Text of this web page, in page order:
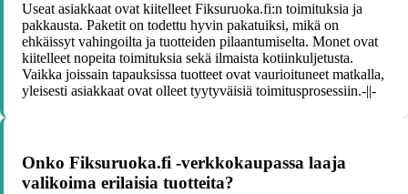
Useat asiakkaat ovat kiitelleet Fiksuruoka.fi:n toimituksia ja
pakkausta. Paketit on todettu hyvin pakatuiksi, mikä on
ehkäissyt vahingoilta ja tuotteiden pilaantumiselta. Monet ovat
kiitelleet nopeita toimituksia sekä ilmaista kotiinkuljetusta.
Vaikka joissain tapauksissa tuotteet ovat vaurioituneet matkalla,
yleisesti asiakkaat ovat olleet tyytyväisiä toimitusprosessiin.-||-
Onko Fiksuruoka.fi -verkkokaupassa laaja
valikoima erilaisia tuotteita?